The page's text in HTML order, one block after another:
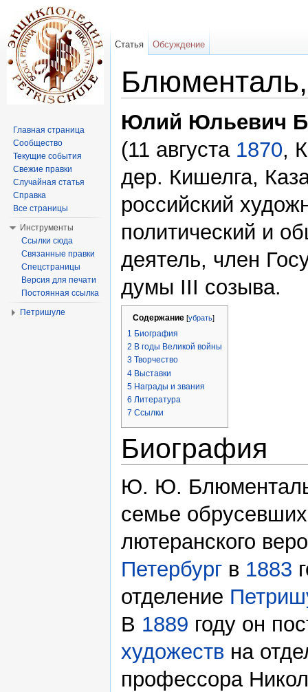
Юлий Юльевич
(11 августа 1870,
дер. Кишелга,
российский
политический и
деятель, член
думы III созыва.
Содержание [убрать]
1 Биография
2 В годы Великой войны
3 Творчество
4 Выставки
5 Награды и звания
6 Литература
7 Ссылки
Биография
Ю. Ю.
семье
лютеранского
Петербург в 1883
отделение
В 1889 году он
художеств на
профессора
Статья Обсуждение
Главная страница
Сообщество
Текущие события
Свежие правки
Случайная статья
Справка
Все страницы
Инструменты
Ссылки сюда
Связанные правки
Спецстраницы
Версия для печати
Постоянная ссылка
Петришуле